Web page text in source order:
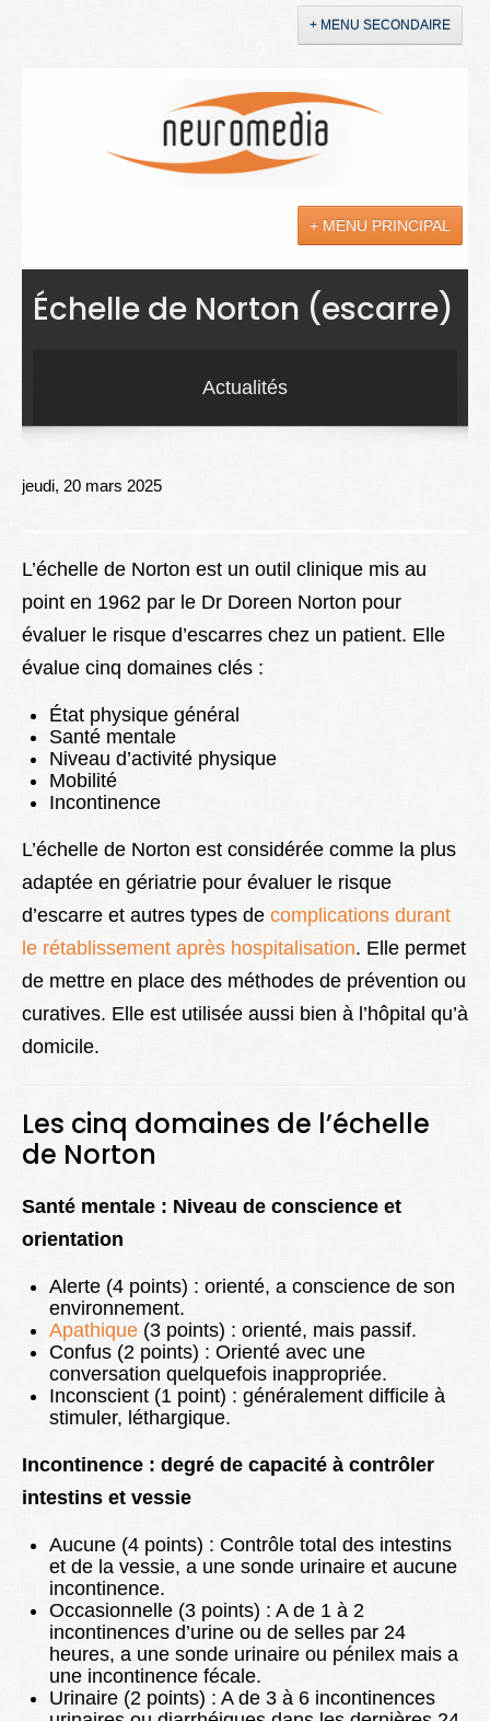
+ MENU SECONDAIRE
+ MENU PRINCIPAL
Actualités
Soins
Droit
Better Health
Échelle de Norton (escarre)
Actualités
jeudi, 20 mars 2025
L’échelle de Norton est un outil clinique mis au
point en 1962 par le Dr Doreen Norton pour
évaluer le risque d’escarres chez un patient. Elle
évalue cinq domaines clés :
État physique général
Santé mentale
Niveau d’activité physique
Mobilité
Incontinence
L’échelle de Norton est considérée comme la plus
adaptée en gériatrie pour évaluer le risque
d’escarre et autres types de complications durant
le rétablissement après hospitalisation. Elle permet
de mettre en place des méthodes de prévention ou
curatives. Elle est utilisée aussi bien à l’hôpital qu’à
domicile.
Les cinq domaines de l’échelle
de Norton
Santé mentale : Niveau de conscience et
orientation
Alerte (4 points) : orienté, a conscience de son
environnement.
Apathique (3 points) : orienté, mais passif.
Confus (2 points) : Orienté avec une
conversation quelquefois inappropriée.
Inconscient (1 point) : généralement difficile à
stimuler, léthargique.
Incontinence : degré de capacité à contrôler
intestins et vessie
Aucune (4 points) : Contrôle total des intestins
et de la vessie, a une sonde urinaire et aucune
incontinence.
Occasionnelle (3 points) : A de 1 à 2
incontinences d’urine ou de selles par 24
heures, a une sonde urinaire ou pénilex mais a
une incontinence fécale.
Urinaire (2 points) : A de 3 à 6 incontinences